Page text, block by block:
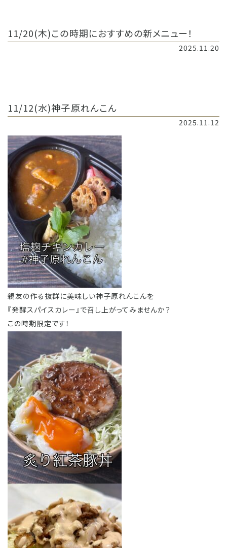
11/20(木)この時期におすすめの新メニュー！
2025.11.20
11/12(水)神子原れんこん
2025.11.12
親友の作る抜群に美味しい神子原れんこんを
『発酵スパイスカレー』で召し上がってみませんか？
この時期限定です！